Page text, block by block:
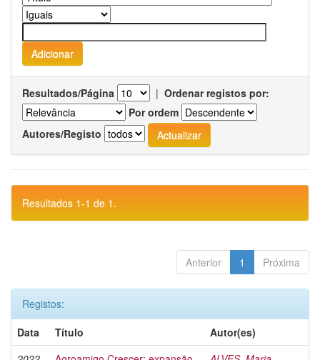
Resultados/Página | Ordenar registos por:
Por ordem
Autores/Registo
Resultados 1-1 de 1.
Anterior 1 Próxima
Registos:
Data
Título
Autor(es)